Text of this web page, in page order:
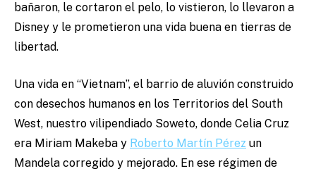
bañaron, le cortaron el pelo, lo vistieron, lo llevaron a
Disney y le prometieron una vida buena en tierras de
libertad.
Una vida en “Vietnam”, el barrio de aluvión construido
con desechos humanos en los Territorios del South
West, nuestro vilipendiado Soweto, donde Celia Cruz
era Miriam Makeba y Roberto Martín Pérez un
Mandela corregido y mejorado. En ese régimen de